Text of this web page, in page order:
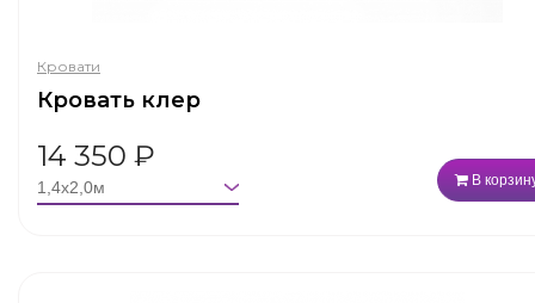
Кровати
Кровать клер
14 350 ₽
В